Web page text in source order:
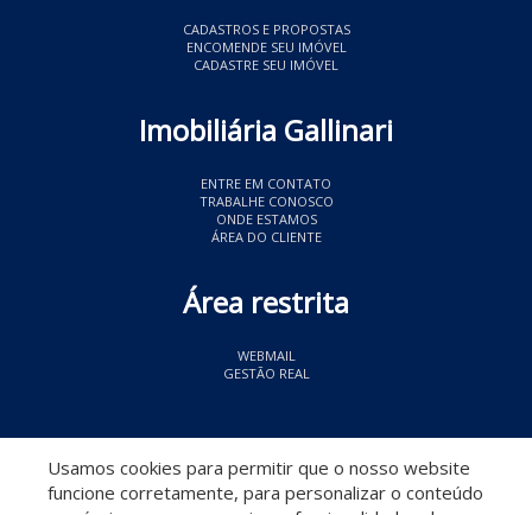
CADASTROS E PROPOSTAS
ENCOMENDE SEU IMÓVEL
CADASTRE SEU IMÓVEL
Imobiliária Gallinari
ENTRE EM CONTATO
TRABALHE CONOSCO
ONDE ESTAMOS
ÁREA DO CLIENTE
Área restrita
WEBMAIL
GESTÃO REAL
Usamos cookies para permitir que o nosso website
funcione corretamente, para personalizar o conteúdo